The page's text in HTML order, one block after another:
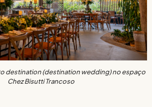
destination (destination wedding) no espaço
Chez Bisutti Trancoso